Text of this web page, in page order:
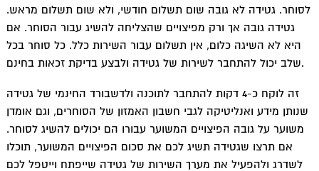
לסוחר. גטידה לא גובה שום תשלום חודשי, ולא שום תשלום מראש.
גטידה גובה אך ורק מפיצויים שהצליחה להשיג עבור הסוחר. אם
היא לא השיגה כלום, אין תשלום עבור השירות כלל. כל סוחר בכל
שלב יכול להתחבר לשירות של גטידה ולבצע בדיקת זכאות בחינם.
זה לוקח כ-4 דקות להתחבר לתוכנה ולדשבורד החינמי של גטידה
שנותן מידע ואנליטיקה לגבי חשבון האמזון של הסוחרים, וגם אומדן
משוער על גובה הפיצויים המשוער עבורו הם יכולים להשיג לסוחר.
אם תרצו שגטידה תשיג לכם את סכום הפיצויים המשוער, תוכלו
לשדרג ולהפעיל את מערך השירות של גטידה שייפתח וייטפל לכם